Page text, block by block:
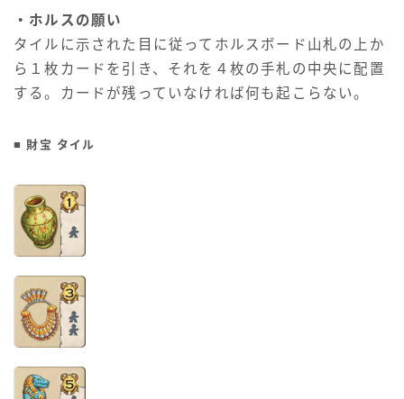
・ホルスの願い
タイルに示された目に従ってホルスボード山札の上か
ら１枚カードを引き、それを４枚の手札の中央に配置
する。カードが残っていなければ何も起こらない。
■ 財宝 タイル